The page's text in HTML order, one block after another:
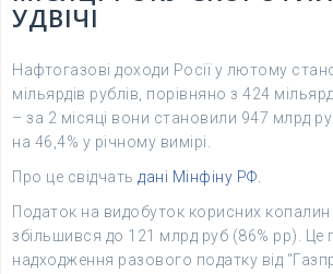
УДВІЧІ
Нафтогазові доходи Росії у лютому
мільярдів рублів, порівняно з 424
– за 2 місяці вони становили 947 млрд
на 46,4% у річному вимірі.
Про це свідчать дані Мінфіну РФ.
Податок на видобуток корисних
збільшився до 121 млрд руб (86% рр). Це
надходження разового податку від